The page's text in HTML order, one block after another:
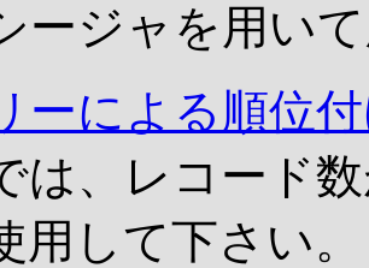
ジャを用い
ーによる順位
は、レコード
用して下さい。